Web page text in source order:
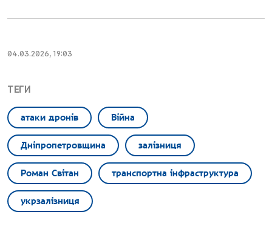
04.03.2026, 19:03
ТЕГИ
атаки дронів Війна
Дніпропетровщина залізниця
Роман Світан транспортна інфраструктура
укрзалізниця